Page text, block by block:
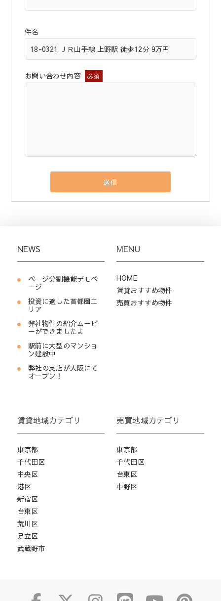
件名
お問い合わせ内容 必須
NEWS
ページ分割機能デモペ
ージ
投資に適した首都圏エ
リア
弊社物件の紹介ムービ
ーができましたよ
駅前に大型のマンショ
ン建設中
弊社の支店が大阪にて
オープン！
MENU
HOME
賃貸おすすめ物件
売買おすすめ物件
賃貸地域カテゴリ
東京都
千代田区
中央区
港区
新宿区
台東区
荒川区
足立区
武蔵野市
売買地域カテゴリ
東京都
千代田区
台東区
中野区